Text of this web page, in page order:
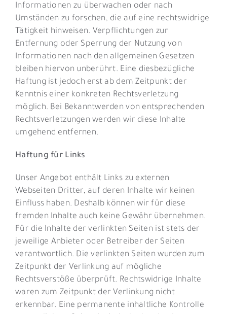
Informationen zu überwachen oder nach
Umständen zu forschen, die auf eine rechtswidrige
Tätigkeit hinweisen. Verpflichtungen zur
Entfernung oder Sperrung der Nutzung von
Informationen nach den allgemeinen Gesetzen
bleiben hiervon unberührt. Eine diesbezügliche
Haftung ist jedoch erst ab dem Zeitpunkt der
Kenntnis einer konkreten Rechtsverletzung
möglich. Bei Bekanntwerden von entsprechenden
Rechtsverletzungen werden wir diese Inhalte
umgehend entfernen.
Haftung für Links
Unser Angebot enthält Links zu externen
Webseiten Dritter, auf deren Inhalte wir keinen
Einfluss haben. Deshalb können wir für diese
fremden Inhalte auch keine Gewähr übernehmen.
Für die Inhalte der verlinkten Seiten ist stets der
jeweilige Anbieter oder Betreiber der Seiten
verantwortlich. Die verlinkten Seiten wurden zum
Zeitpunkt der Verlinkung auf mögliche
Rechtsverstöße überprüft. Rechtswidrige Inhalte
waren zum Zeitpunkt der Verlinkung nicht
erkennbar. Eine permanente inhaltliche Kontrolle